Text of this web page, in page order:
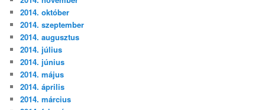
2014. október
2014. szeptember
2014. augusztus
2014. július
2014. június
2014. május
2014. április
2014. március